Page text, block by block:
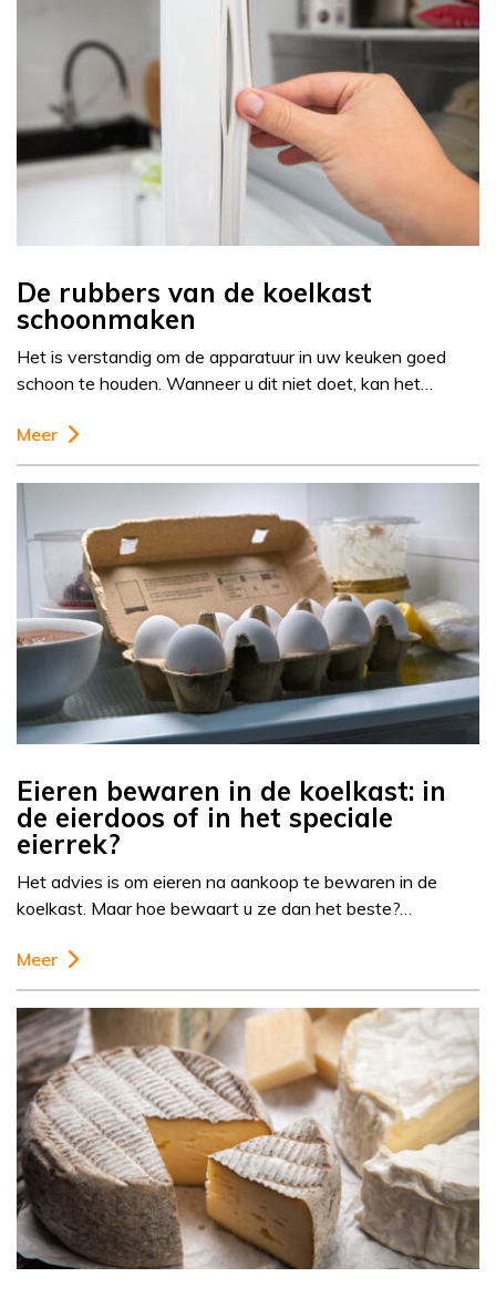
De rubbers van de koelkast
schoonmaken
Het is verstandig om de apparatuur in uw keuken goed
schoon te houden. Wanneer u dit niet doet, kan het…
Meer
Eieren bewaren in de koelkast: in
de eierdoos of in het speciale
eierrek?
Het advies is om eieren na aankoop te bewaren in de
koelkast. Maar hoe bewaart u ze dan het beste?…
Meer